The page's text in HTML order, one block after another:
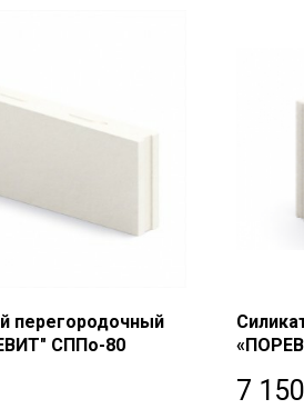
перегородочный
СППо-80
7 150